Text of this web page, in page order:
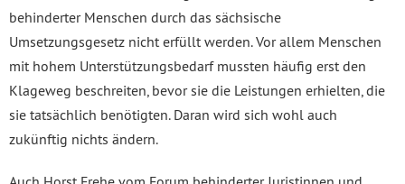
behinderter Menschen durch das sächsische
Umsetzungsgesetz nicht erfüllt werden. Vor allem Menschen
mit hohem Unterstützungsbedarf mussten häufig erst den
Klageweg beschreiten, bevor sie die Leistungen erhielten, die
sie tatsächlich benötigten. Daran wird sich wohl auch
zukünftig nichts ändern.